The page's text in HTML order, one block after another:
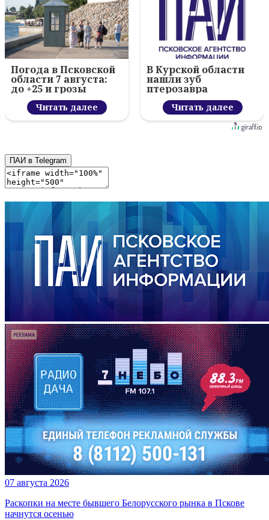
Погода в Псковской
области 7 августа:
до +25 и грозы
Читать далее
В Курской области
нашли зуб
птерозавра
Читать далее
ПАИ в Telegram
07 августа 2026
Раскопки на месте бывшего Белорусского рынка в Пскове
начнутся осенью